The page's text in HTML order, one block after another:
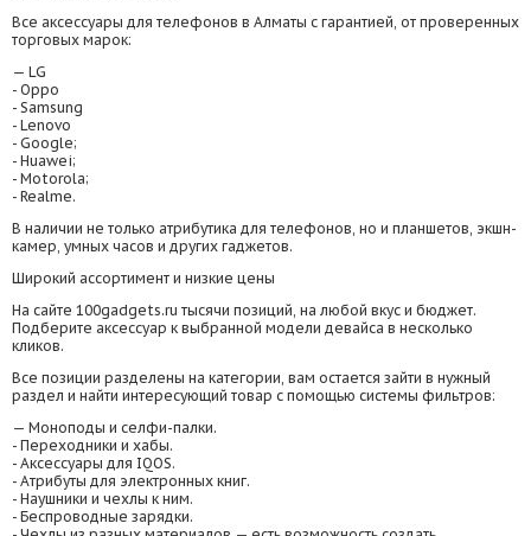
Все аксессуары для телефонов в Алматы с гарантией, от проверенных
торговых марок:
— LG
- Oppo
- Samsung
- Lenovo
- Google;
- Huawei;
- Motorola;
- Realme.
В наличии не только атрибутика для телефонов, но и планшетов, экшн-
камер, умных часов и других гаджетов.
Широкий ассортимент и низкие цены
На сайте 100gadgets.ru тысячи позиций, на любой вкус и бюджет.
Подберите аксессуар к выбранной модели девайса в несколько
кликов.
Все позиции разделены на категории, вам остается зайти в нужный
раздел и найти интересующий товар с помощью системы фильтров:
— Моноподы и селфи-палки.
- Переходники и хабы.
- Аксессуары для IQOS.
- Атрибуты для электронных книг.
- Наушники и чехлы к ним.
- Беспроводные зарядки.